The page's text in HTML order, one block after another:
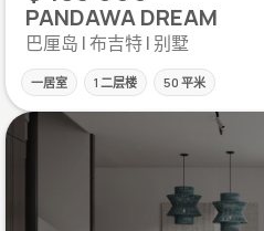
PANDAWA DREAM
巴厘岛 | 布吉特 | 别墅
一居室 1 二层楼 50 平米